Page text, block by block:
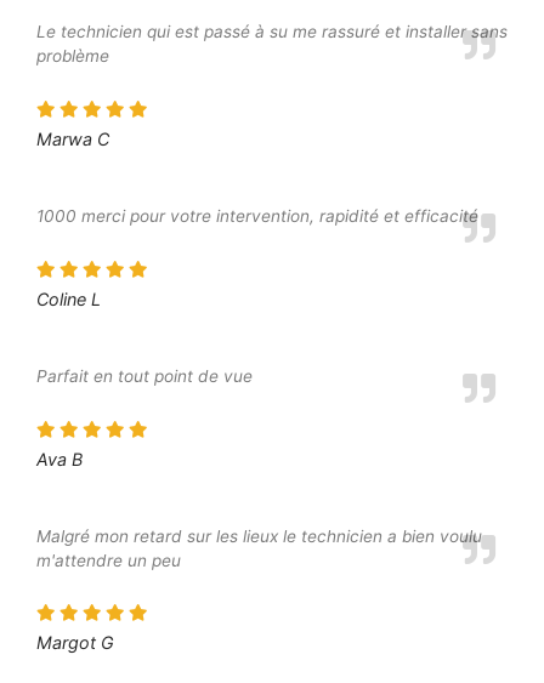
Le technicien qui est passé à su me rassuré et installer sans
problème
Marwa C
1000 merci pour votre intervention, rapidité et efficacité
Coline L
Parfait en tout point de vue
Ava B
Malgré mon retard sur les lieux le technicien a bien voulu
m'attendre un peu
Margot G